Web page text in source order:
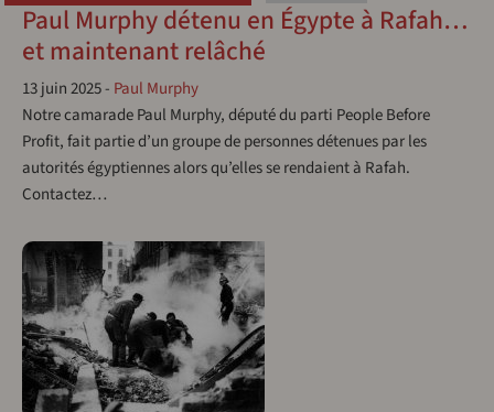
Paul Murphy détenu en Égypte à Rafah…
et maintenant relâché
13 juin 2025- Paul Murphy
Notre camarade Paul Murphy, député du parti People Before
Profit, fait partie d’un groupe de personnes détenues par les
autorités égyptiennes alors qu’elles se rendaient à Rafah.
Contactez…